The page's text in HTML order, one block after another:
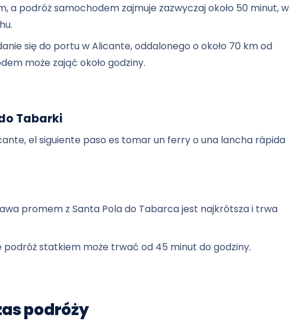
a podróż samochodem zajmuje zazwyczaj około 50 minut, w
się do portu w Alicante, oddalonego o około 70 km od
może zająć około godziny.
Tabarki
el siguiente paso es tomar un ferry o una lancha rápida
promem z Santa Pola do Tabarca jest najkrótsza i trwa
podróż statkiem może trwać od 45 minut do godziny.
podróży